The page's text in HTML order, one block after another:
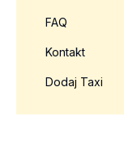
FAQ
Kontakt
Dodaj Taxi